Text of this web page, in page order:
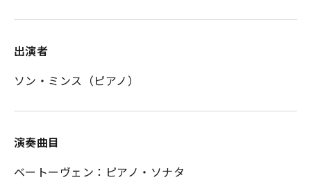
出演者
ソン・ミンス（ピアノ）
演奏曲目
ベートーヴェン：ピアノ・ソナタ